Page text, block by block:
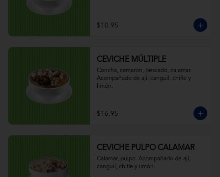
$10.95
CEVICHE MÚLTIPLE
Concha, camarón, pescado, calamar.
Acompañado de ají, canguil, chifle y
limón.
$16.95
CEVICHE PULPO CALAMAR
Calamar, pulpo. Acompañado de ají,
canguil, chifle y limón.